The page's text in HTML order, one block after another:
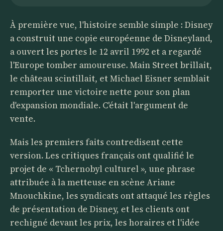
À première vue, l'histoire semble simple : Disney
a construit une copie européenne de Disneyland,
a ouvert les portes le 12 avril 1992 et a regardé
l'Europe tomber amoureuse. Main Street brillait,
le château scintillait, et Michael Eisner semblait
remporter une victoire nette pour son plan
d'expansion mondiale. C'était l'argument de
vente.
Mais les premiers faits contredisent cette
version. Les critiques français ont qualifié le
projet de « Tchernobyl culturel », une phrase
attribuée à la metteuse en scène Ariane
Mnouchkine, les syndicats ont attaqué les règles
de présentation de Disney, et les clients ont
rechigné devant les prix, les horaires et l'idée